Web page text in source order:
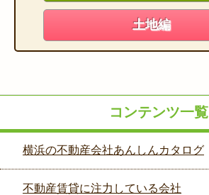
土地編
コンテンツ一覧
横浜の不動産会社あんしんカタログ
不動産賃貸に注力している会社